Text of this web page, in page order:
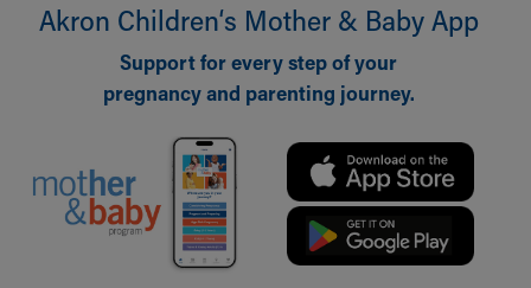
Akron Children‘s Mother & Baby App
Support for every step of your
pregnancy and parenting journey.